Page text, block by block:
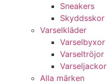
Sneakers
Skyddsskor
Varselkläder
Varselbyxor
Varseltröjor
Varseljackor
Alla märken